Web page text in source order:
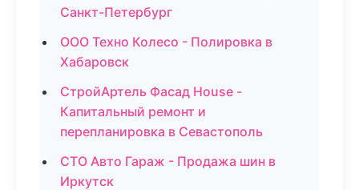
Санкт-Петербург
ООО Техно Колесо - Полировка в
Хабаровск
СтройАртель Фасад House -
Капитальный ремонт и
перепланировка в Севастополь
СТО Авто Гараж - Продажа шин в
Иркутск